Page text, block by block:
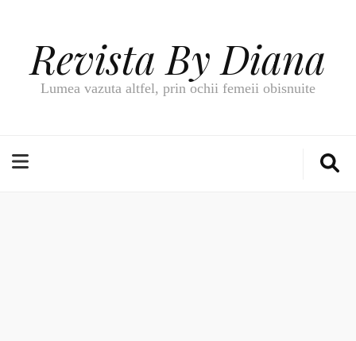
Revista By Diana
Lumea vazuta altfel, prin ochii femeii obisnuite